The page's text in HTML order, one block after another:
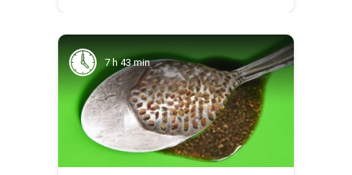
7 h 43 min